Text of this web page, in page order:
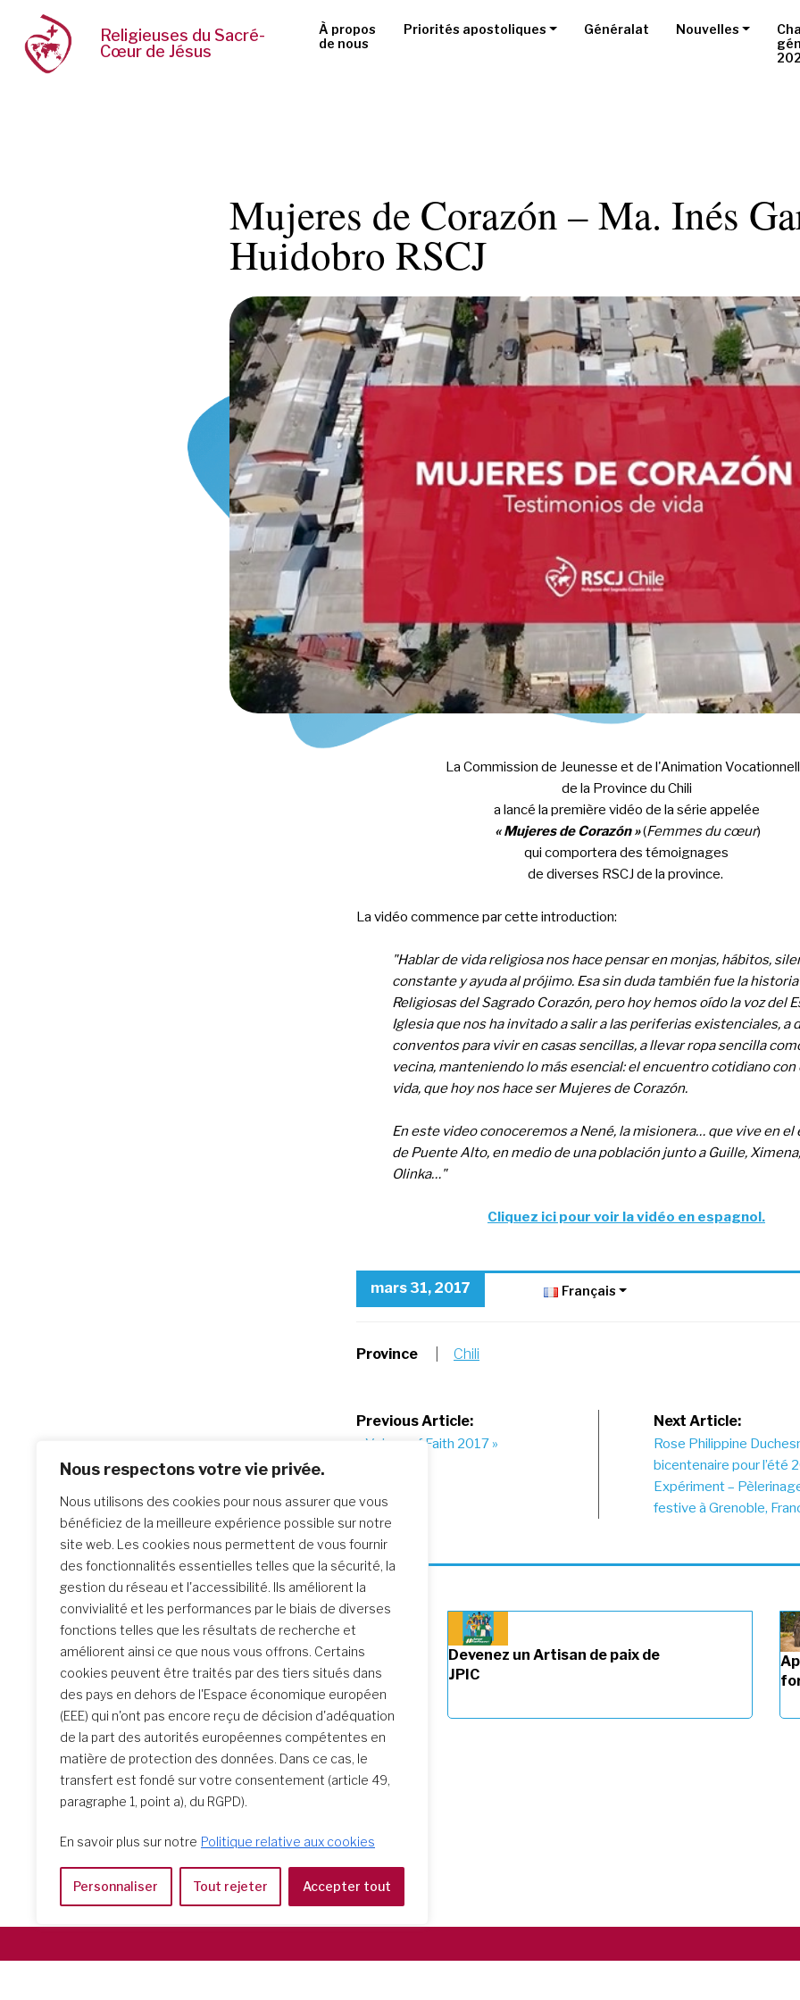
Nous respectons votre vie privée.
Nous utilisons des cookies pour nous assurer que vous
bénéficiez de la meilleure expérience possible sur notre
site web. Les cookies nous permettent de vous fournir
des fonctionnalités essentielles telles que la sécurité, la
gestion du réseau et l'accessibilité. Ils améliorent la
convivialité et les performances par le biais de diverses
fonctions telles que les résultats de recherche et
améliorent ainsi ce que nous vous offrons. Certains
cookies peuvent être traités par des tiers situés dans
des pays en dehors de l'Espace économique européen
(EEE) qui n'ont pas encore reçu de décision d'adéquation
de la part des autorités européennes compétentes en
matière de protection des données. Dans ce cas, le
transfert est fondé sur votre consentement (article 49,
paragraphe 1, point a), du RGPD).
En savoir plus sur notre Politique relative aux cookies
Personnaliser Tout rejeter Accepter tout
Religieuses du Sacré-
Cœur de Jésus
À propos
de nous
Priorités apostoliques Généralat Nouvelles
Mujeres de Corazón – Ma. Inés
Huidobro RSCJ
La Commission de Jeunesse et de l'Animation
de la Province du Chili
a lancé la première vidéo de la série appelée
« Mujeres de Corazón »(Femmes du cœur)
qui comportera des témoignages
de diverses RSCJ de la province.
La vidéo commence par cette introduction:
"Hablar de vida religiosa nos hace pensar en monjas, hábitos,
constante y ayuda al prójimo. Esa sin duda también fue la historia
Religiosas del Sagrado Corazón, pero hoy hemos oído la voz del
Iglesia que nos ha invitado a salir a las periferias existenciales, a
conventos para vivir en casas sencillas, a llevar ropa sencilla
vecina, manteniendo lo más esencial: el encuentro cotidiano con
vida, que hoy nos hace ser Mujeres de Corazón.
En este video conoceremos a Nené, la misionera… que vive en
de Puente Alto, en medio de una población junto a Guille,
Olinka…"
Cliquez ici pour voir la vidéo en espagnol.
mars 31, 2017 Français
Province Chili
Post
Previous Article:
« Voices of Faith 2017 »
Next Article:
Rose Philippine
bicentenaire pour l’été
Expériment –
festive à Grenoble,
Similar Posts
La rencontre de Formation
initiale : un parcours
transformateur
Devenez un Artisan de paix de
JPIC